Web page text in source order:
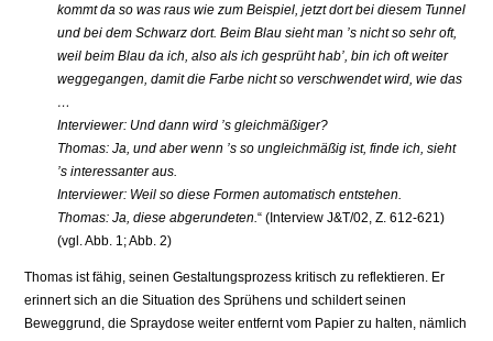
kommt da so was raus wie zum Beispiel, jetzt dort bei diesem Tunnel
und bei dem Schwarz dort. Beim Blau sieht man ’s nicht so sehr oft,
weil beim Blau da ich, also als ich gesprüht hab’, bin ich oft weiter
weggegangen, damit die Farbe nicht so verschwendet wird, wie das
…
Interviewer: Und dann wird ’s gleichmäßiger?
Thomas: Ja, und aber wenn ’s so ungleichmäßig ist, finde ich, sieht
’s interessanter aus.
Interviewer: Weil so diese Formen automatisch entstehen.
Thomas: Ja, diese abgerundeten.“ (Interview J&T/02, Z. 612-621)
(vgl. Abb. 1; Abb. 2)
Thomas ist fähig, seinen Gestaltungsprozess kritisch zu reflektieren. Er
erinnert sich an die Situation des Sprühens und schildert seinen
Beweggrund, die Spraydose weiter entfernt vom Papier zu halten, nämlich